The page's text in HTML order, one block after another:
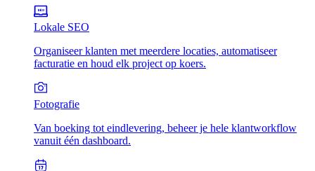
Lokale SEO
Organiseer klanten met meerdere locaties, automatiseer
facturatie en houd elk project op koers.
Fotografie
Van boeking tot eindlevering, beheer je hele klantworkflow
vanuit één dashboard.